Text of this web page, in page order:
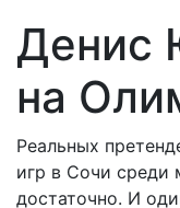
Денис
на
Реальных
игр в Сочи среди
достаточно. И